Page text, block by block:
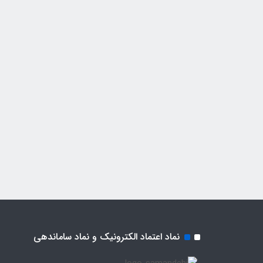
نماد اعتماد الکترونیک و نماد ساماندهی